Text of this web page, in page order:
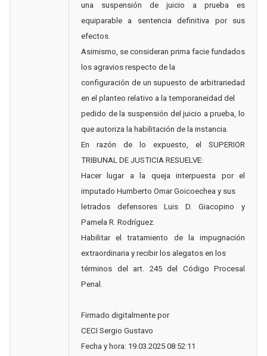
una suspensión de juicio a prueba es
equiparable a sentencia definitiva por sus
efectos.
Asimismo, se consideran prima facie fundados
los agravios respecto de la
configuración de un supuesto de arbitrariedad
en el planteo relativo a la temporaneidad del
pedido de la suspensión del juicio a prueba, lo
que autoriza la habilitación de la instancia.
En razón de lo expuesto, el SUPERIOR
TRIBUNAL DE JUSTICIA RESUELVE:
Hacer lugar a la queja interpuesta por el
imputado Humberto Omar Goicoechea y sus
letrados defensores Luis D. Giacopino y
Pamela R. Rodríguez.
Habilitar el tratamiento de la impugnación
extraordinaria y recibir los alegatos en los
términos del art. 245 del Código Procesal
Penal.
Firmado digitalmente por
CECI Sergio Gustavo
Fecha y hora: 19.03.2025 08:52:11